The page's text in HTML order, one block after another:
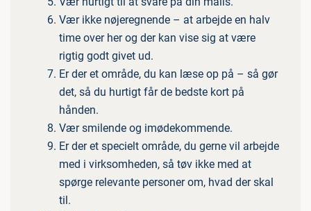
Vær ikke nøjeregnende – at arbejde en halv
time over her og der kan vise sig at være
rigtig godt givet ud.
Er der et område, du kan læse op på – så gør
det, så du hurtigt får de bedste kort på
hånden.
Vær smilende og imødekommende.
Er der et specielt område, du gerne vil arbejde
med i virksomheden, så tøv ikke med at
spørge relevante personer om, hvad der skal
til.